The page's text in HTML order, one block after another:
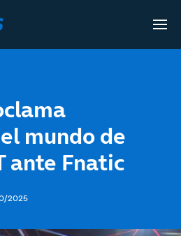
mundo de
ante Fnatic
2025